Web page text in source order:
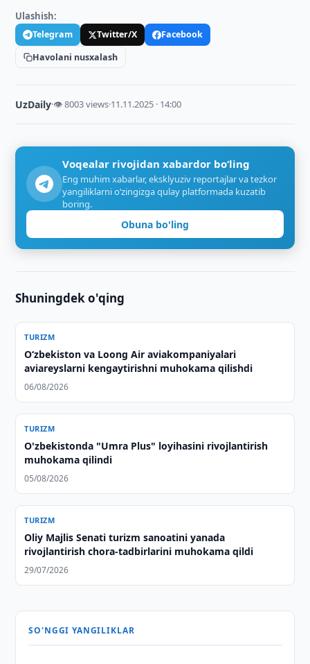
Ulashish:
Telegram Twitter/X
Facebook
Havolani nusxalash
UzDaily·👁 8003 views·11.11.2025 · 14:00
Voqealar rivojidan xabardor bo‘ling
Eng muhim xabarlar, eksklyuziv reportajlar va tezkor
yangiliklarni o‘zingizga qulay platformada kuzatib
boring.
Obuna bo'ling
Shuningdek o'qing
TURIZM
Oʻzbekiston va Loong Air aviakompaniyalari
aviareyslarni kengaytirishni muhokama qilishdi
06/08/2026
TURIZM
O'zbekistonda "Umra Plus" loyihasini rivojlantirish
muhokama qilindi
05/08/2026
TURIZM
Oliy Majlis Senati turizm sanoatini yanada
rivojlantirish chora-tadbirlarini muhokama qildi
29/07/2026
SO'NGGI YANGILIKLAR